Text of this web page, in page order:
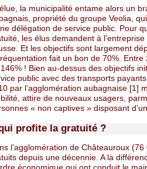
la municipalité entame alors un
propriété du groupe Veolia,
délégation de service public. Pour
les élus demandent à
Et les objectifs sont largement
fait un bon de 70%.
! Bien au-dessus des objectifs
public avec des transports
par l’agglomération aubagnaise [1]
attire de nouveaux usagers,
« non captives » disposant
profite la gratuité ?
l’agglomération de Châteauroux
depuis une décennie. A la